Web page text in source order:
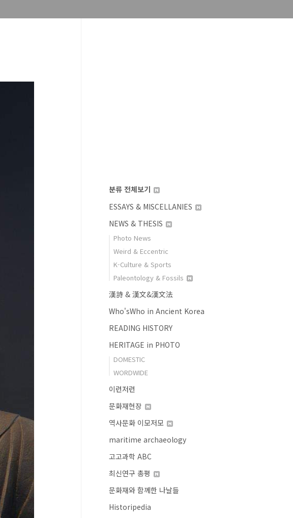
분류 전체보기
ESSAYS & MISCELLANIES
NEWS & THESIS
Photo News
Weird & Eccentric
K-Culture & Sports
Paleontology & Fossils
漢詩 & 漢文&漢文法
Who'sWho in Ancient Korea
READING HISTORY
HERITAGE in PHOTO
DOMESTIC
WORDWIDE
이런저런
문화재현장
역사문화 이모저모
maritime archaeology
고고과학 ABC
최신연구 총평
문화재와 함께한 나날들
Historipedia